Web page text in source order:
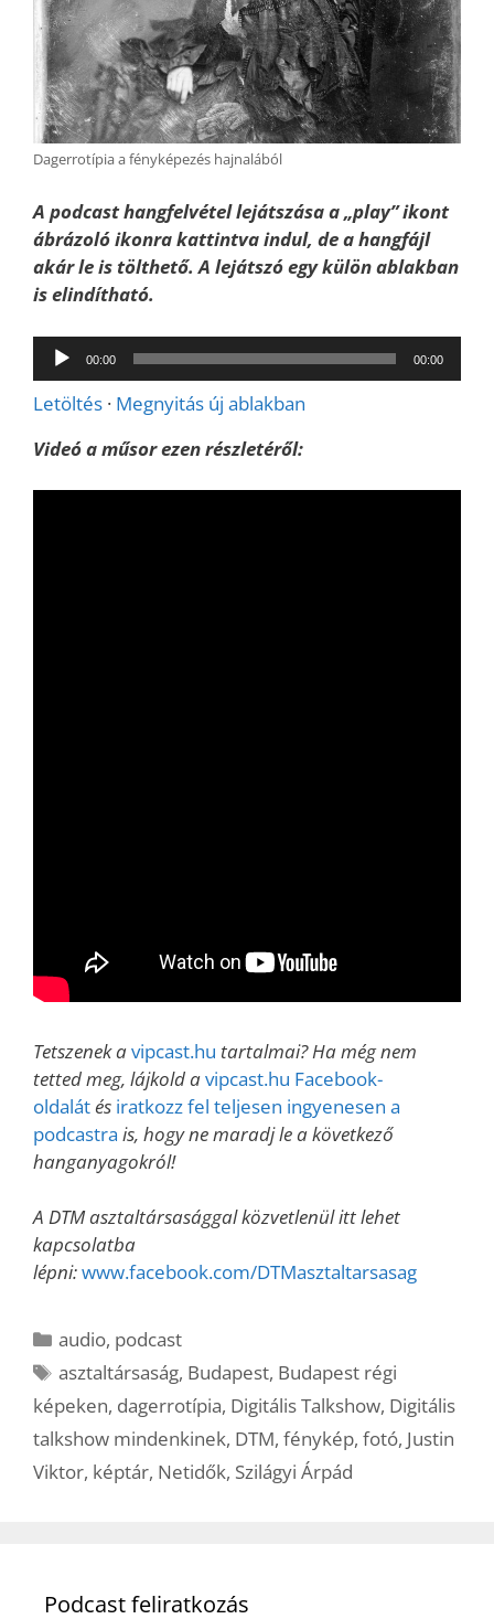
Dagerrotípia a fényképezés hajnalából
A podcast hangfelvétel lejátszása a „play” ikont
ábrázoló ikonra kattintva indul, de a hangfájl
akár le is tölthető. A lejátszó egy külön ablakban
is elindítható.
Audió
lejátszó
00:00 00:00
Letöltés · Megnyitás új ablakban
Videó a műsor ezen részletéről:
Tetszenek avipcast.hu tartalmai? Ha még nem
tetted meg, lájkold avipcast.hu Facebook-
oldalátés iratkozz fel teljesen ingyenesen a
podcastra is, hogy ne maradj le a következő
hanganyagokról!
A DTM asztaltársasággal közvetlenül itt lehet
kapcsolatba
lépni:www.facebook.com/DTMasztaltarsasag
Kategória
audio, podcast
Címkék
asztaltársaság, Budapest, Budapest régi
képeken, dagerrotípia, Digitális Talkshow, Digitális
talkshow mindenkinek, DTM, fénykép, fotó, Justin
Viktor, képtár, Netidők, Szilágyi Árpád
Podcast feliratkozás